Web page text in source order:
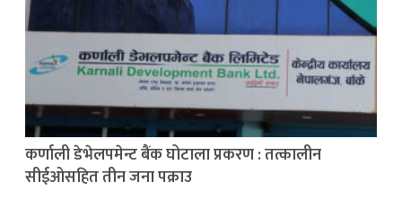
कर्णाली डेभेलपमेन्ट बैंक घोटाला प्रकरण : तत्कालीन
सीईओसहित तीन जना पक्राउ